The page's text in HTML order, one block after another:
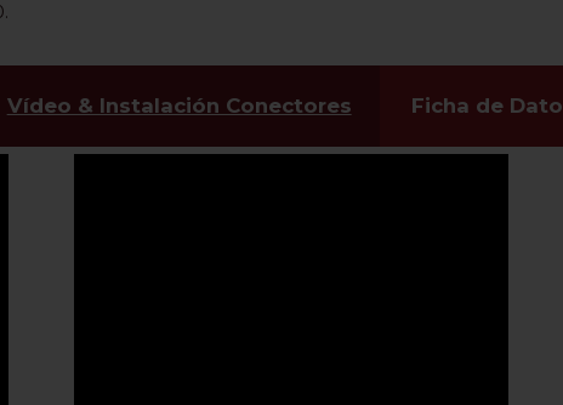
Vídeo & Instalación Conectores Ficha de